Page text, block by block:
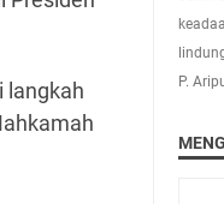
langkah
P.